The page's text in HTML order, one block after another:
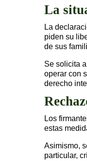
La
La
piden su
de sus
Se solicita
operar con
derecho
Los
estas
Asimismo,
particular,